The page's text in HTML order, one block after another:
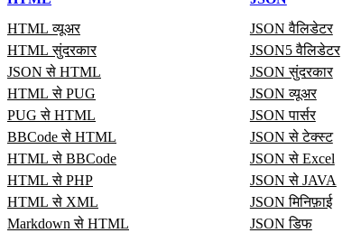
HTML व्यूअर
HTML सुंदरकार
JSON से HTML
HTML से PUG
PUG से HTML
BBCode से HTML
HTML से BBCode
HTML से PHP
HTML से XML
Markdown से HTML
JSON वैलिडेटर
JSON5 वैलिडेटर
JSON सुंदरकार
JSON व्यूअर
JSON पार्सर
JSON से टेक्स्ट
JSON से Excel
JSON से JAVA
JSON मिनिफ़ाई
JSON डिफ